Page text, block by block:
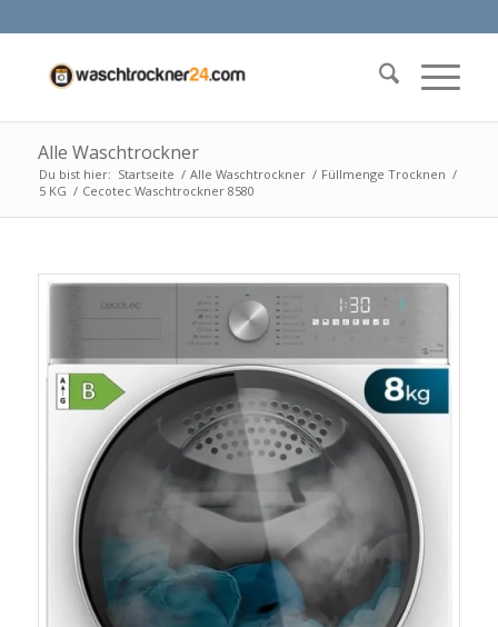
Alle Waschtrockner
Du bist hier: Startseite / Alle Waschtrockner / Füllmenge Trocknen /
5 KG / Cecotec Waschtrockner 8580